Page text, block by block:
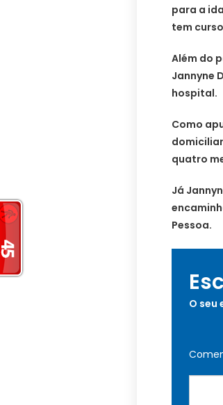
para a
tem
Além do
Jannyne
hospital.
Como
quatro
Já
Pessoa.
O